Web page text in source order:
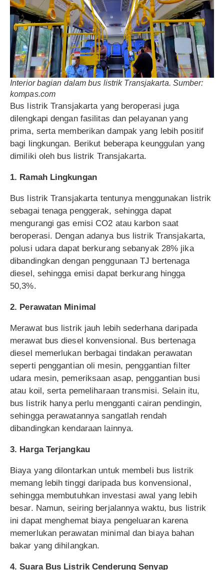
Interior bagian dalam bus listrik Transjakarta. Sumber:
kompas.com
Bus listrik Transjakarta yang beroperasi juga
dilengkapi dengan fasilitas dan pelayanan yang
prima, serta memberikan dampak yang lebih positif
bagi lingkungan. Berikut beberapa keunggulan yang
dimiliki oleh bus listrik Transjakarta.
1. Ramah Lingkungan
Bus listrik Transjakarta tentunya menggunakan listrik
sebagai tenaga penggerak, sehingga dapat
mengurangi gas emisi CO2 atau karbon saat
beroperasi. Dengan adanya bus listrik Transjakarta,
polusi udara dapat berkurang sebanyak 28% jika
dibandingkan dengan penggunaan TJ bertenaga
diesel, sehingga emisi dapat berkurang hingga
50,3%.
2. Perawatan Minimal
Merawat bus listrik jauh lebih sederhana daripada
merawat bus diesel konvensional. Bus bertenaga
diesel memerlukan berbagai tindakan perawatan
seperti penggantian oli mesin, penggantian filter
udara mesin, pemeriksaan asap, penggantian busi
atau koil, serta pemeliharaan transmisi. Selain itu,
bus listrik hanya perlu mengganti cairan pendingin,
sehingga perawatannya sangatlah rendah
dibandingkan kendaraan lainnya.
3. Harga Terjangkau
Biaya yang dilontarkan untuk membeli bus listrik
memang lebih tinggi daripada bus konvensional,
sehingga membutuhkan investasi awal yang lebih
besar. Namun, seiring berjalannya waktu, bus listrik
ini dapat menghemat biaya pengeluaran karena
memerlukan perawatan minimal dan biaya bahan
bakar yang dihilangkan.
4. Suara Bus Listrik Cenderung Senyap